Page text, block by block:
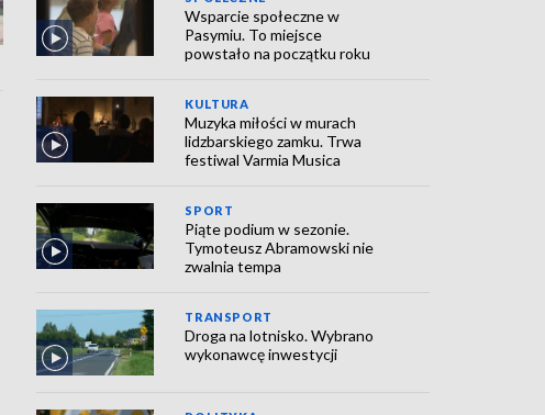
Wsparcie społeczne w
Pasymiu. To miejsce
powstało na początku roku
KULTURA
Muzyka miłości w murach
lidzbarskiego zamku. Trwa
festiwal Varmia Musica
SPORT
Piąte podium w sezonie.
Tymoteusz Abramowski nie
zwalnia tempa
TRANSPORT
Droga na lotnisko. Wybrano
wykonawcę inwestycji